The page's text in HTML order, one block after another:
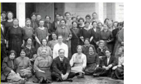
hoogte in bouwen. Die Romeinse
appartementen waren een stuk
veiliger dan vaak wordt gedacht,
vertelt oudheidkundige Saskia
Stevens. Als de Haagse plannen
doorgaan, worden...